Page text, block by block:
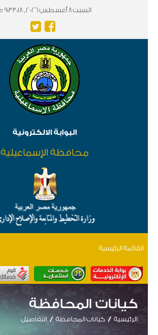
السبت 8 أغسطس 2026, 9:33:18 م
البوابة الالكترونية
محافظة الإسماعيلية
القائمة الرئيسية
كيانات المحافظة
الرئيسية كيانات المحافظة التفاصيل